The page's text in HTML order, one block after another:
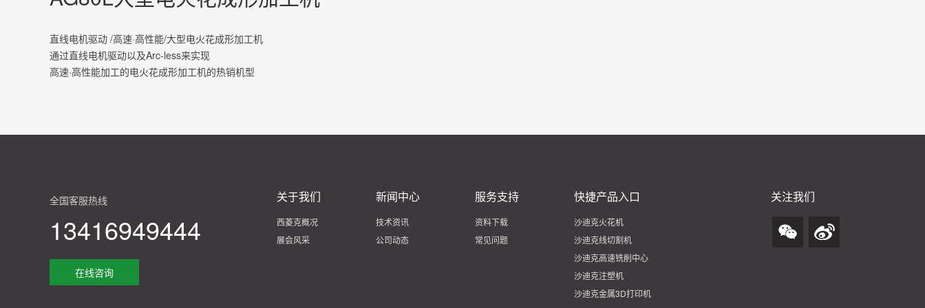
直线电机驱动 /高速·高性能/大型电火花成形加工机
通过直线电机驱动以及Arc-less来实现
高速·高性能加工的电火花成形加工机的热销机型
全国客服热线
13416949444
在线咨询
关于我们
西菱克概况
展会风采
新闻中心
技术资讯
公司动态
服务支持
资料下载
常见问题
快捷产品入口
沙迪克火花机
沙迪克线切割机
沙迪克高速铣削中心
沙迪克注塑机
沙迪克金属3D打印机
关注我们